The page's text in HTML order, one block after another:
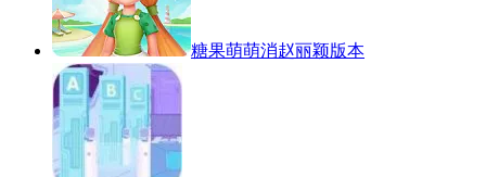
糖果萌萌消赵丽颖版本